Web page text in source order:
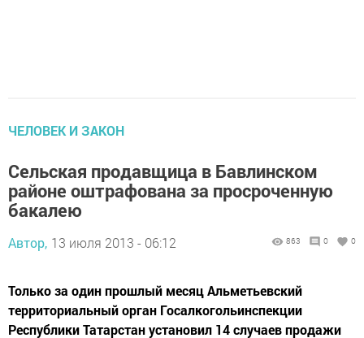
ЧЕЛОВЕК И ЗАКОН
Сельская продавщица в Бавлинском
районе оштрафована за просроченную
бакалею
Автор, 13 июля 2013 - 06:12 863 0 0
Только за один прошлый месяц Альметьевский
территориальный орган Госалкогольинспекции
Республики Татарстан установил 14 случаев продажи